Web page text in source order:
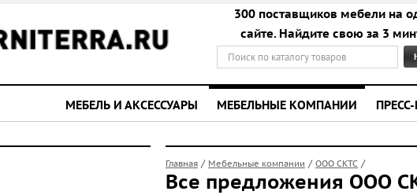
300 поставщиков мебели на
сайте. Найдите свою за 3
МЕБЕЛЬ И АКСЕССУАРЫ МЕБЕЛЬНЫЕ КОМПАНИИ
Главная / Мебельные компании / ООО СКТС /
Все предложения ООО